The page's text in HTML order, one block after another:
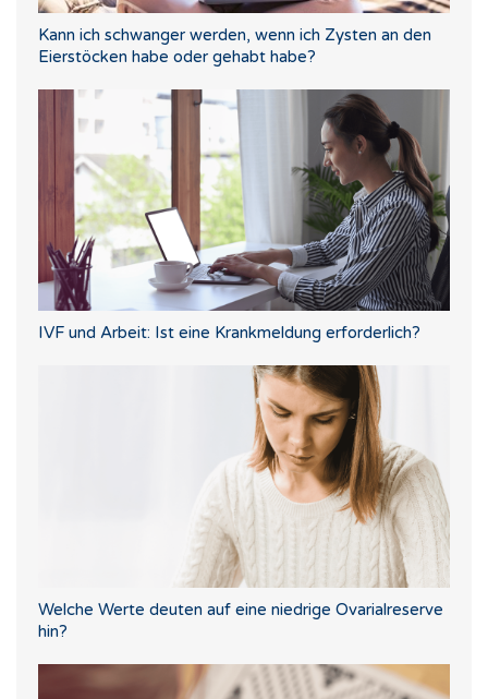
Kann ich schwanger werden, wenn ich Zysten an den
Eierstöcken habe oder gehabt habe?
IVF und Arbeit: Ist eine Krankmeldung erforderlich?
Welche Werte deuten auf eine niedrige Ovarialreserve
hin?